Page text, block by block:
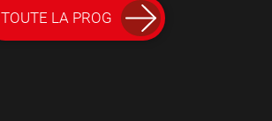
TOUTE LA PROG